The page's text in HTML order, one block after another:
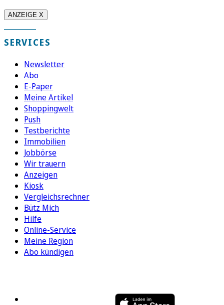
ANZEIGE X
SERVICES
Newsletter
Abo
E-Paper
Meine Artikel
Shoppingwelt
Push
Testberichte
Immobilien
Jobbörse
Wir trauern
Anzeigen
Kiosk
Vergleichsrechner
Bütz Mich
Hilfe
Online-Service
Meine Region
Abo kündigen